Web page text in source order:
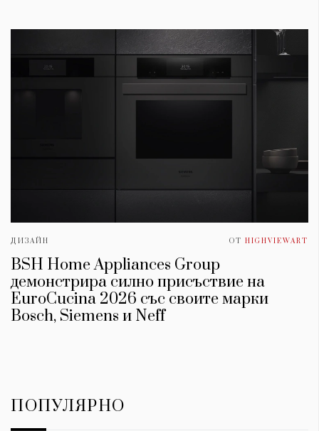
ДИЗАЙН ОТ HIGHVIEWART
BSH Home Appliances Group
демонстрира силно присъствие на
EuroCucina 2026 със своите марки
Bosch, Siemens и Neff
ПОПУЛЯРНО